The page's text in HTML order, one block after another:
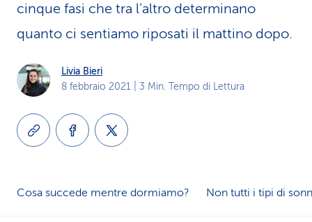
d
s
i
cinque fasi che tra l’altro determinano
quanto ci sentiamo riposati il mattino dopo.
Livia Bieri
8 febbraio 2021 | 3 Min. Tempo di Lettura
Cosa succede mentre dormiamo? Non tutti i tipi di